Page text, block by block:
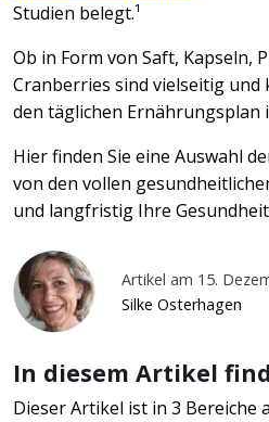
Studien belegt.¹
Ob in Form von Saft, Kapseln,
Cranberries sind vielseitig
den täglichen Ernährungsplan
Hier finden Sie eine Auswahl
von den vollen
und langfristig Ihre
Artikel am 15.
Silke Osterhagen
In diesem Artikel
Dieser Artikel ist in 3 Bereiche